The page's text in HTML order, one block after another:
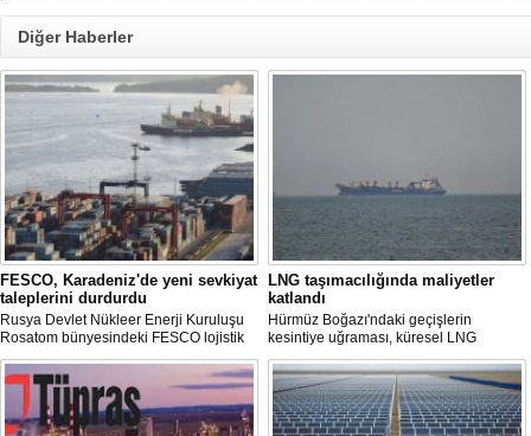
Diğer Haberler
FESCO, Karadeniz'de yeni sevkiyat
taleplerini durdurdu
Rusya Devlet Nükleer Enerji Kuruluşu
Rosatom bünyesindeki FESCO lojistik
şirketi, Karadeniz üzerinden yapılacak
sevkiyatlara ilişkin yeni taleplerin
kabulünü geçici olarak durdurdu.
LNG taşımacılığında maliyetler
katlandı
Hürmüz Boğazı'ndaki geçişlerin
kesintiye uğraması, küresel LNG
arzında aksamalara yol açarken sefer
sürelerini uzattı ve gemi kiralama ile
deniz yakıtı maliyetlerini 2022 enerji
krizinden bu yana en yüksek seviyelere
çıkardı.